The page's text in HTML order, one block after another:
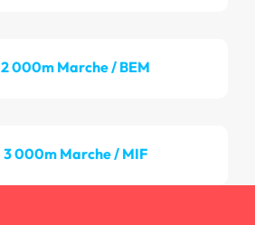
2 000m Marche / BEM
3 000m Marche / MIF